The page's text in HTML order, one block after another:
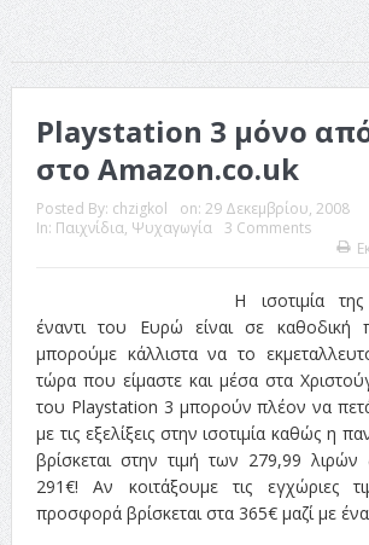
Playstation 3 μόνο
στο Amazon.co.uk
Posted By: chzigkol on: 29 Δεκεμβρίου, 2008
In: Παιχνίδια, Ψυχαγωγία
3 Comments
Η ισοτιμία
έναντι του Ευρώ είναι σε καθοδική
μπορούμε κάλλιστα να το
τώρα που είμαστε και μέσα στα
του Playstation 3 μπορούν πλέον να
με τις εξελίξεις στην ισοτιμία καθώς η
βρίσκεται στην τιμή των 279,99
291€! Αν κοιτάξουμε τις εγχώριες
προσφορά βρίσκεται στα 365€ μαζί με ένα